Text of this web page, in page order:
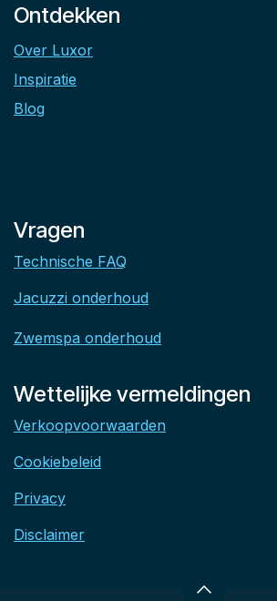
Ontdekken
Over Luxor
Inspiratie
Blog
Vragen
Technische FAQ
Jacuzzi onderhoud
Zwemspa onderhoud
Wettelijke vermeldingen
Verkoopvoorwaarden
Cookiebeleid
Privacy
Disclaimer